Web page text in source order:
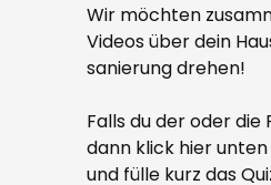
Wir möchten
Videos über dein
sanierung drehen!
Falls du der oder die
dann klick hier
und fülle kurz das